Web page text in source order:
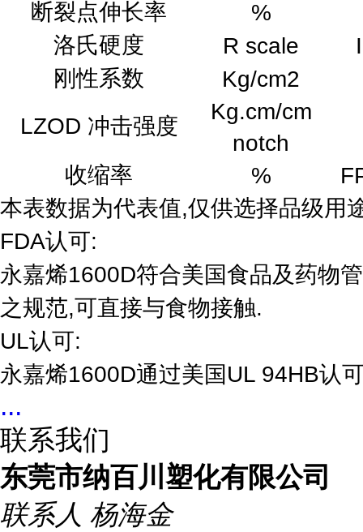
断裂点伸长率 %
洛氏硬度
R scale
刚性系数
Kg/cm2
LZOD 冲击强度
Kg.cm/cm
notch
收缩率
%
本表数据为代表值,仅供选择品级用
FDA认可:
永嘉烯1600D符合美国食品及药物
之规范,可直接与食物接触.
UL认可:
永嘉烯1600D通过美国UL 94HB认
...
联系我们
东莞市纳百川塑化有限公司
联系人 杨海金